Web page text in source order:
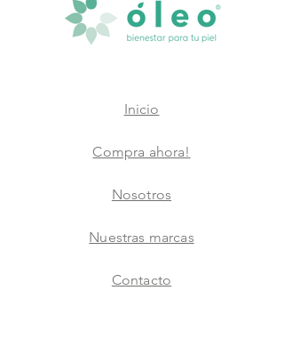
Inicio
Compra ahora!
Nosotros
Nuestras marcas
Contacto